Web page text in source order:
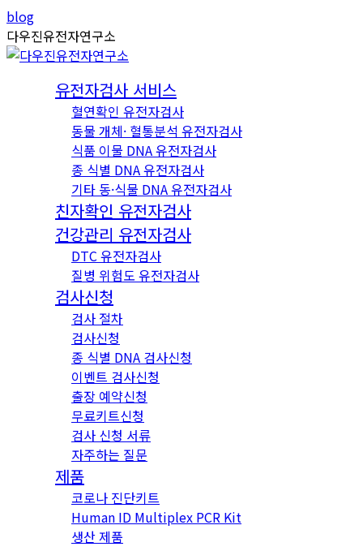
Skip
to
content
Instagram
page
opens
YouTube
page
opens
blog
다우진유전자연구소
유전자검사 서비스
혈연확인 유전자검사
동물 개체· 혈통분석 유전자검사
식품 이물 DNA 유전자검사
종 식별 DNA 유전자검사
기타 동·식물 DNA 유전자검사
친자확인 유전자검사
건강관리 유전자검사
DTC 유전자검사
질병 위험도 유전자검사
검사신청
검사 절차
검사신청
종 식별 DNA 검사신청
이벤트 검사신청
출장 예약신청
무료키트신청
검사 신청 서류
자주하는 질문
제품
코로나 진단키트
Human ID Multiplex PCR Kit
생산 제품